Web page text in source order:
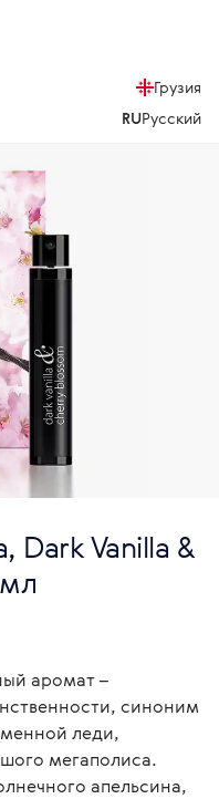
Грузия
RUРусский
Vanilla &
аромат –
синоним
леди,
мегаполиса.
апельсина,